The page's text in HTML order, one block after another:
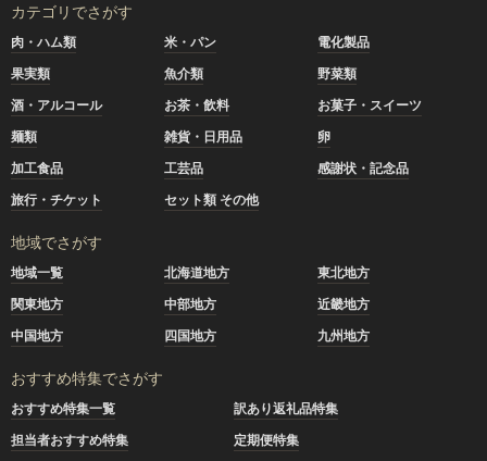
カテゴリでさがす
肉・ハム類 米・パン
電化製品
果実類
魚介類
野菜類
酒・アルコール
お茶・飲料
お菓子・スイーツ
麺類
雑貨・日用品
卵
加工食品
工芸品
感謝状・記念品
旅行・チケット
セット類 その他
地域でさがす
地域一覧 北海道地方
東北地方
関東地方
中部地方
近畿地方
中国地方
四国地方 九州地方
おすすめ特集でさがす
おすすめ特集一覧
訳あり返礼品特集
担当者おすすめ特集
定期便特集